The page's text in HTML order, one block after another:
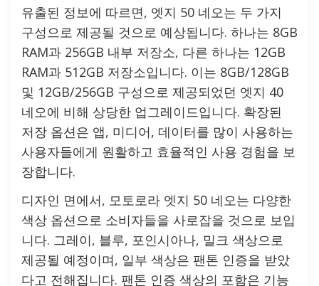
유출된 정보에 따르면, 엣지 50 네오는 두 가지
구성으로 제공될 것으로 예상됩니다. 하나는 8GB
RAM과 256GB 내부 저장소, 다른 하나는 12GB
RAM과 512GB 저장소입니다. 이는 8GB/128GB
및 12GB/256GB 구성으로 제공되었던 엣지 40
네오에 비해 상당한 업그레이드입니다. 확장된
저장 옵션은 앱, 미디어, 데이터를 많이 사용하는
사용자들에게 원활하고 효율적인 사용 경험을 보
장합니다.
디자인 면에서, 모토로라 엣지 50 네오는 다양한
색상 옵션으로 소비자들을 사로잡을 것으로 보입
니다. 그레이, 블루, 포인시아나, 밀크 색상으로
제공될 예정이며, 일부 색상은 팬톤 인증을 받았
다고 전해집니다. 팬톤 인증 색상의 포함은 기능